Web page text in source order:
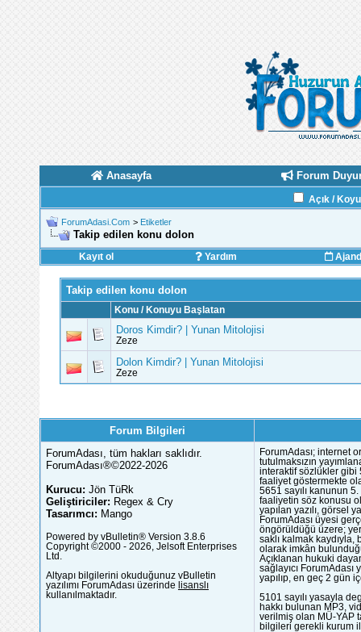
Anasayfa Forum
Açık /
ForumAdasi.Com > Etiketler
Takip edilen konu dolon
Kayıt ol Yardım
Takip edilen konu dolon
Konu / Konuyu Başlatan
Doros Kimdir? | Yunan Mitolojisi
Zeze
Dolon Kimdir? | Yunan Mitolojisi
Zeze
Forum Bilgileri
ForumAdası, tüm hakları saklıdır.
ForumAdası®©2022-2026
Kurucu: Jön TüRk
Geliştiriciler: Regex & Cry
Tasarımcı: Mango
Powered by vBulletin® Version 3.8.6
Copyright ©2000 - 2026, Jelsoft Enterprises
Ltd.
Altyapı bilgilerini okuduğunuz vBulletin
yazılımı ForumAdası üzerinde lisanslı
kullanılmaktadır.
ForumAdası; internet
tutulmaksızın
interaktif sözlükler gibi
faaliyet göstermekte
5651 sayılı kanunun
faaliyetin söz konusu
yapılan yazılı, görsel
ForumAdası üyesi
öngörüldüğü üzere;
saklı kalmak
olarak imkân
Açıklanan hukuki
sağlayıcı
yapılıp, en geç 2 gün
5101 sayılı yasayla
hakkı bulunan MP3,
verilmiş olan MÜ-YAP
bilgileri gerekli kurum